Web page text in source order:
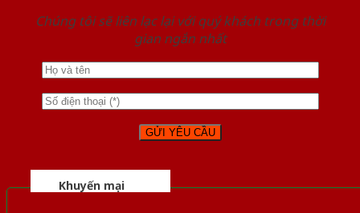
Chúng tôi sẽ liên lạc lại với quý khách trong thời
gian ngắn nhất
Khuyến mại